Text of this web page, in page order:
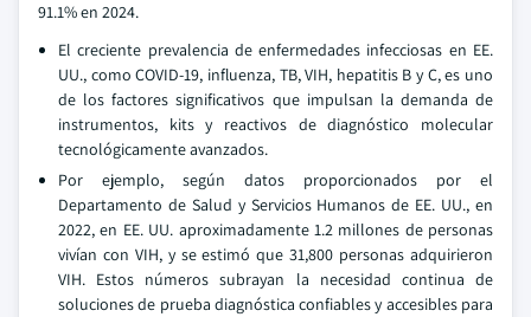
91.1% en 2024.
El creciente prevalencia de enfermedades infecciosas en EE.
UU., como COVID-19, influenza, TB, VIH, hepatitis B y C, es uno
de los factores significativos que impulsan la demanda de
instrumentos, kits y reactivos de diagnóstico molecular
tecnológicamente avanzados.
Por ejemplo, según datos proporcionados por el
Departamento de Salud y Servicios Humanos de EE. UU., en
2022, en EE. UU. aproximadamente 1.2 millones de personas
vivían con VIH, y se estimó que 31,800 personas adquirieron
VIH. Estos números subrayan la necesidad continua de
soluciones de prueba diagnóstica confiables y accesibles para